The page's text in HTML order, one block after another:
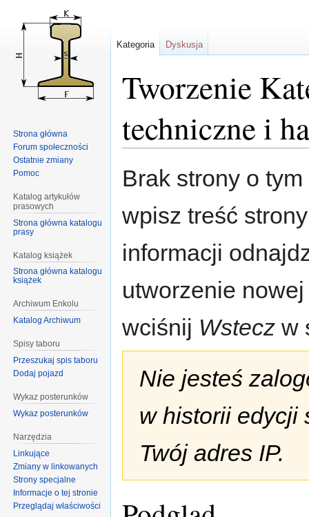
Tworzenie
techniczne i
do
do
Brak strony o
wpisz treść
informacji
utworzenie
wciśnij Wstecz w
Nie jesteś
w historii edycji
Twój adres IP.
Kategoria Dyskusja
Strona główna
Forum społeczności
Ostatnie zmiany
Pomoc
Katalog artykułów
prasowych
Strona główna katalogu
prasy
Katalog książek
Strona główna katalogu
książek
Archiwum Enkolu
Katalog Archiwum
Spisy taboru
Przeszukaj spis taboru
Dodaj pojazd
Wykaz posterunków
Wykaz posterunków
Narzędzia
Linkujące
Zmiany w linkowanych
Strony specjalne
Informacje o tej stronie
Przeglądaj właściwości